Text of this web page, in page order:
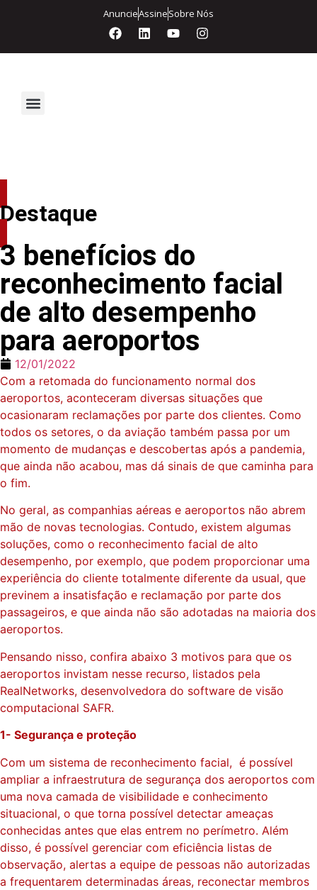
AnuncieAssineSobre Nós
Destaque
3 benefícios do
reconhecimento facial
de alto desempenho
para aeroportos
12/01/2022
Com a retomada do funcionamento normal dos
aeroportos, aconteceram diversas situações que
ocasionaram reclamações por parte dos clientes. Como
todos os setores, o da aviação também passa por um
momento de mudanças e descobertas após a pandemia,
que ainda não acabou, mas dá sinais de que caminha para
o fim.
No geral, as companhias aéreas e aeroportos não abrem
mão de novas tecnologias. Contudo, existem algumas
soluções, como o reconhecimento facial de alto
desempenho, por exemplo, que podem proporcionar uma
experiência do cliente totalmente diferente da usual, que
previnem a insatisfação e reclamação por parte dos
passageiros, e que ainda não são adotadas na maioria dos
aeroportos.
Pensando nisso, confira abaixo 3 motivos para que os
aeroportos invistam nesse recurso, listados pela
RealNetworks, desenvolvedora do software de visão
computacional SAFR.
1- Segurança e proteção
Com um sistema de reconhecimento facial, é possível
ampliar a infraestrutura de segurança dos aeroportos com
uma nova camada de visibilidade e conhecimento
situacional, o que torna possível detectar ameaças
conhecidas antes que elas entrem no perímetro. Além
disso, é possível gerenciar com eficiência listas de
observação, alertas a equipe de pessoas não autorizadas
a frequentarem determinadas áreas, reconectar membros